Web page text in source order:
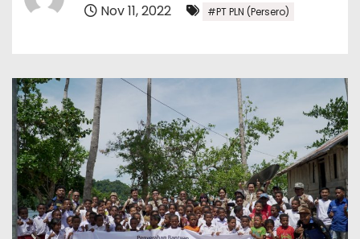
Nov 11, 2022 #PT PLN (Persero)